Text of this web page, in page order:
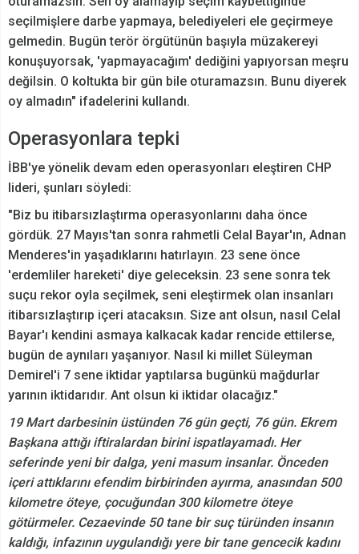
seçilmişlere darbe yapmaya, belediyeleri ele geçirmeye
gelmedin. Bugün terör örgütünün başıyla müzakereyi
konuşuyorsak, 'yapmayacağım' dediğini yapıyorsan meşru
değilsin. O koltukta bir gün bile oturamazsın. Bunu diyerek
oy almadın" ifadelerini kullandı.
Operasyonlara tepki
İBB'ye yönelik devam eden operasyonları eleştiren CHP
lideri, şunları söyledi:
"Biz bu itibarsızlaştırma operasyonlarını daha önce
gördük. 27 Mayıs'tan sonra rahmetli Celal Bayar'ın, Adnan
Menderes'in yaşadıklarını hatırlayın. 23 sene önce
'erdemliler hareketi' diye geleceksin. 23 sene sonra tek
suçu rekor oyla seçilmek, seni eleştirmek olan insanları
itibarsızlaştırıp içeri atacaksın. Size ant olsun, nasıl Celal
Bayar'ı kendini asmaya kalkacak kadar rencide ettilerse,
bugün de aynıları yaşanıyor. Nasıl ki millet Süleyman
Demirel'i 7 sene iktidar yaptılarsa bugünkü mağdurlar
yarının iktidarıdır. Ant olsun ki iktidar olacağız."
19 Mart darbesinin üstünden 76 gün geçti, 76 gün. Ekrem
Başkana attığı iftiralardan birini ispatlayamadı. Her
seferinde yeni bir dalga, yeni masum insanlar. Önceden
içeri attıklarını efendim birbirinden ayırma, anasından 500
kilometre öteye, çocuğundan 300 kilometre öteye
götürmeler. Cezaevinde 50 tane bir suç türünden insanın
kaldığı, infazının uygulandığı yere bir tane gencecik kadını